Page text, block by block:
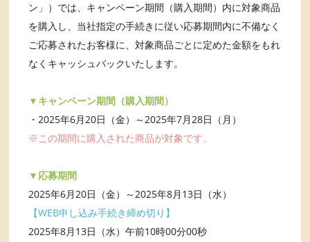
ン」）では、キャンペーン期間（購入期間）内に対象商品
を購入し、当社指定の手続きに従い応募期間内に不備なく
ご応募されたお客様に、対象商品ごとに定めた金額をもれ
なくキャッシュバックいたします。
▼キャンペーン期間（購入期間）
・2025年6月20日（金）～2025年7月28日（月）
※この期間に購入された商品が対象です。
▼応募期間
2025年6月20日（金）～2025年8月13日（水）
【WEB申し込み手続き締め切り】
2025年8月13日（水）午前10時00分00秒